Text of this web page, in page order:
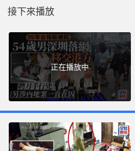
接下來播放
正在播放中